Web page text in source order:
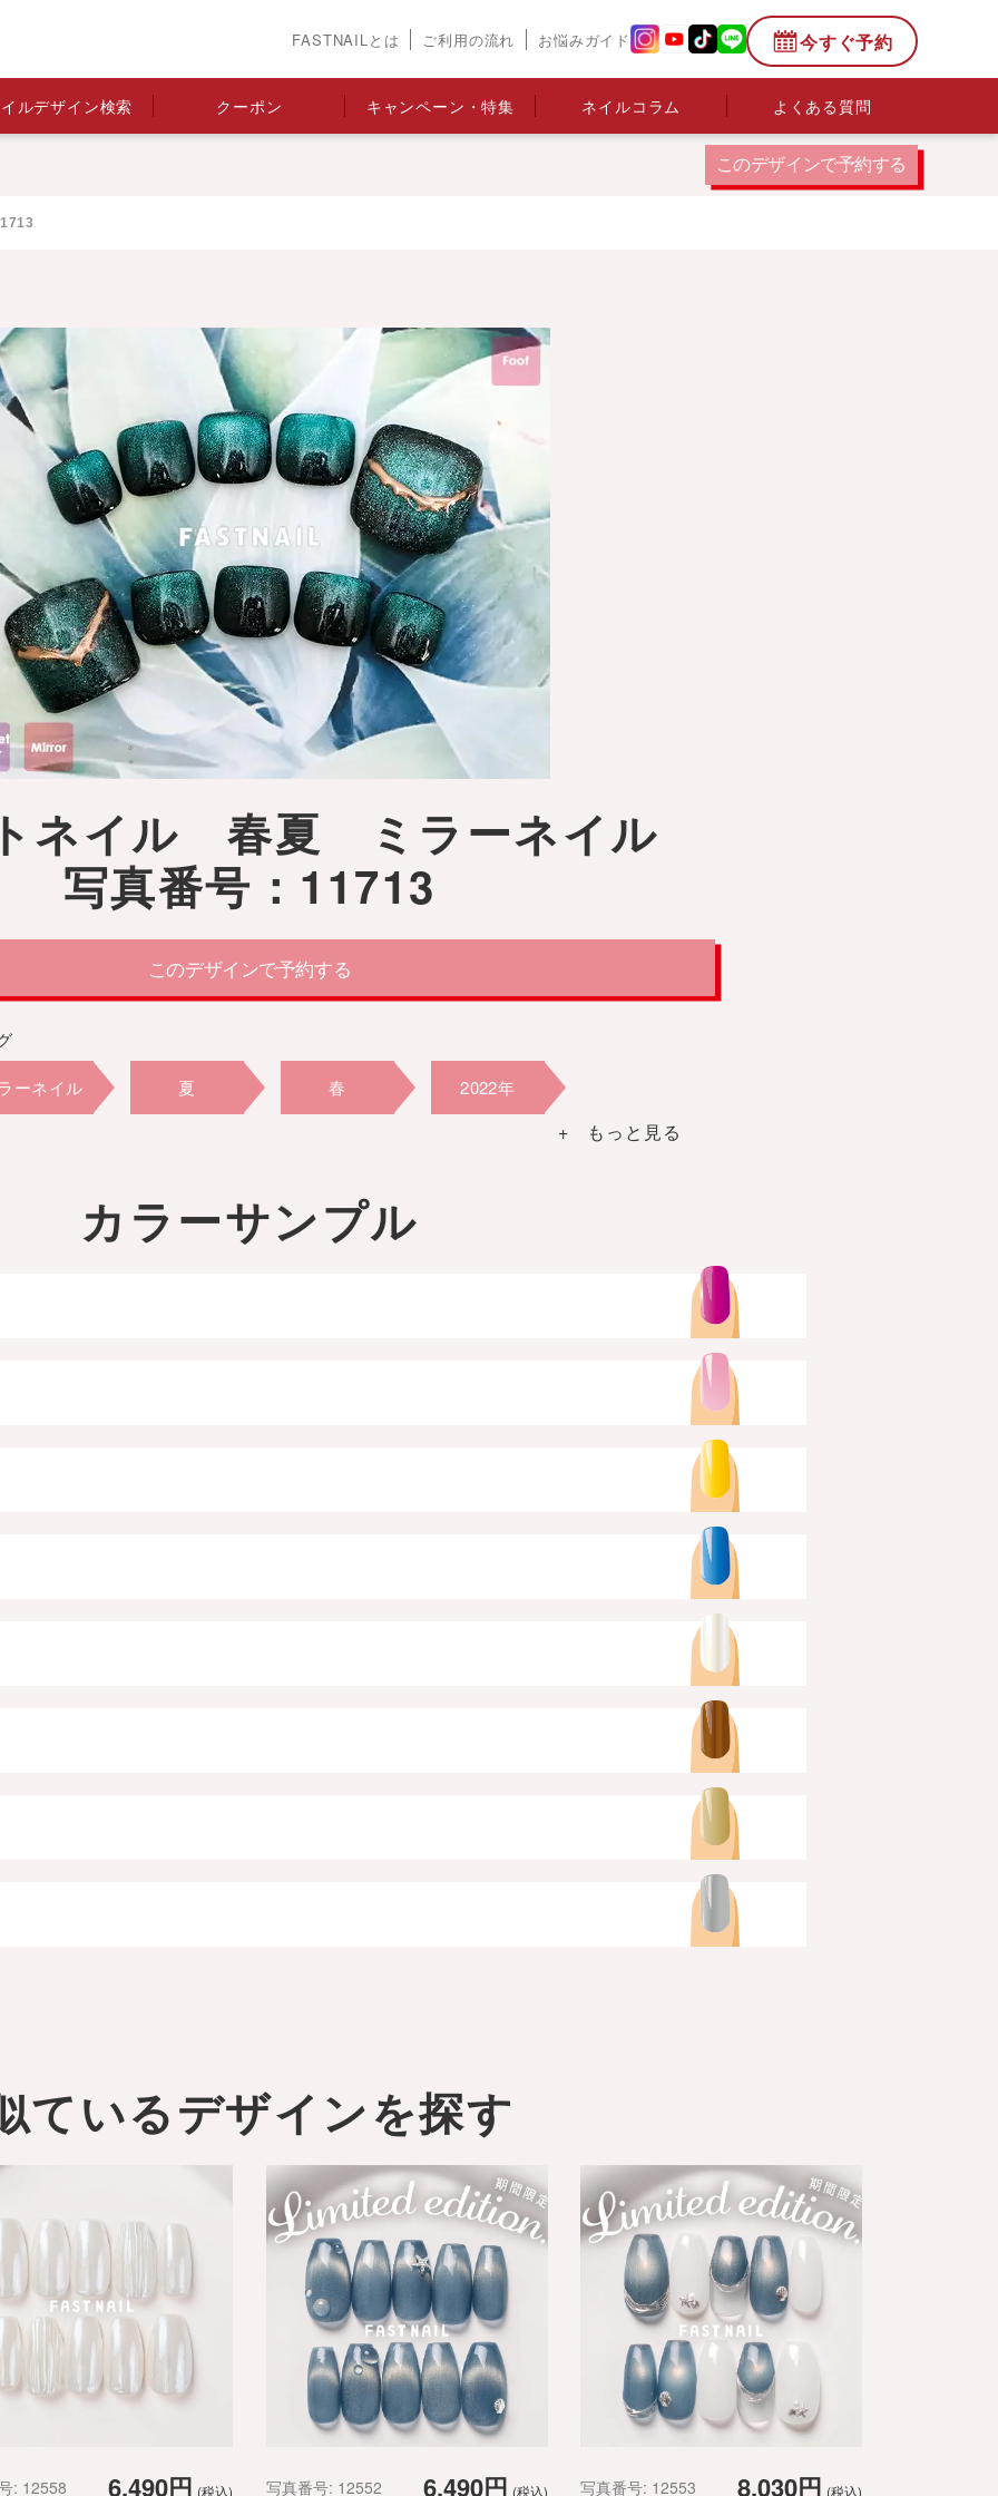
FASTNAILとは ご利用の流れ お悩みガイド 今すぐ予約
ルデザイン検索 クーポン キャンペーン・特集 ネイルコラム よくある質問
このデザインで予約する
ネイル 春夏 ミラーネイル
写真番号：11713
このデザインで予約する
ーネイル 夏 春 2022年
+ もっと見る
カラーサンプル
ているデザインを探す
6,490円 (税込)
: 12558 6,490円 (税込)
写真番号: 12552 8,030円 (税込)
写真番号: 12553